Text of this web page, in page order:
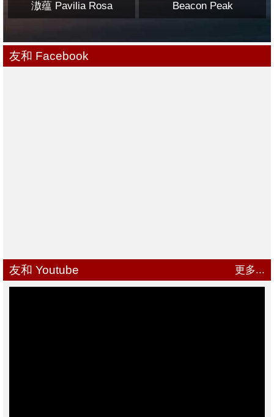
滶蕴 Pavilia Rosa Beacon Peak
友和 Facebook
友和 Youtube 更多...